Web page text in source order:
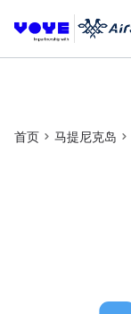
首页 马提尼克岛